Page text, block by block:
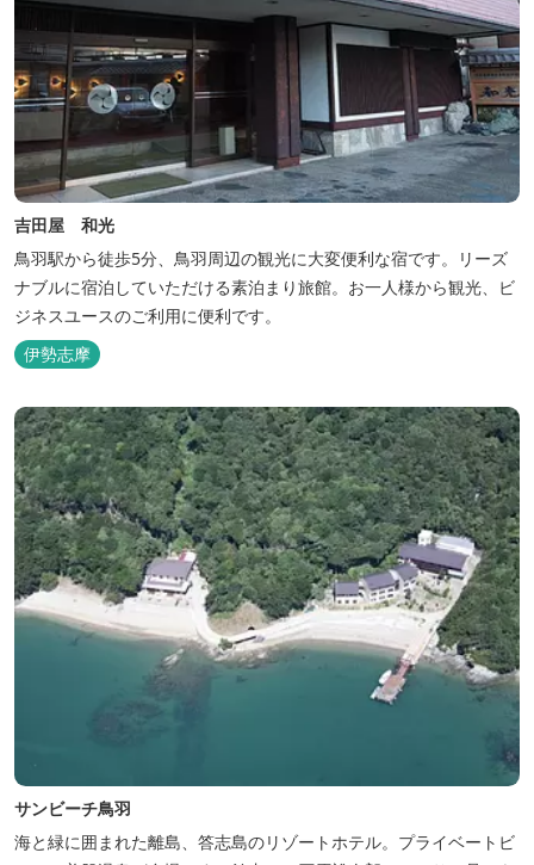
吉田屋 和光
鳥羽駅から徒歩5分、鳥羽周辺の観光に大変便利な宿です。リーズ
ナブルに宿泊していただける素泊まり旅館。お一人様から観光、ビ
ジネスユースのご利用に便利です。
伊勢志摩
サンビーチ鳥羽
海と緑に囲まれた離島、答志島のリゾートホテル。プライベートビ